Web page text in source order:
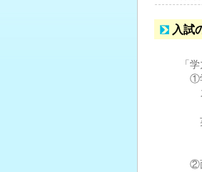
入試
「
①
ス
ス
英
修
（
②